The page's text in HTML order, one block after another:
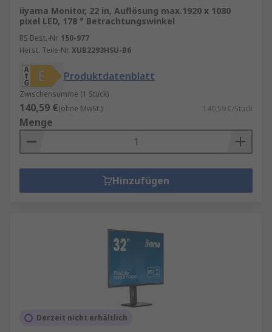
iiyama Monitor, 22 in, Auflösung max.1920 x 1080
pixel LED, 178 ° Betrachtungswinkel
RS Best.-Nr. 150-977
Herst. Teile-Nr. XUB2293HSU-B6
Produktdatenblatt
Zwischensumme (1 Stück)
140,59 €(ohne MwSt.) 140,59 €/Stück
Menge
Hinzufügen
Derzeit nicht erhältlich